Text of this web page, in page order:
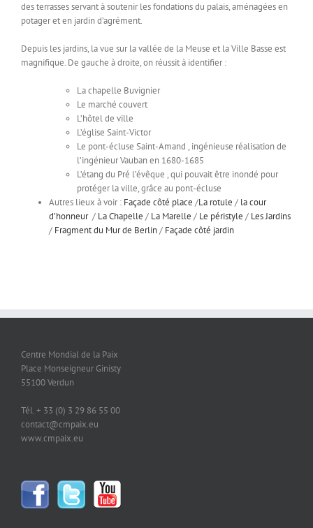
des terrasses servant à soutenir les fondations du palais, aménagées en
potager et en jardin d’agrément.
Depuis les jardins, la vue sur la vallée de la Meuse et la Ville Basse est
magnifique. De gauche à droite, on réussit à identifier :
La chapelle Buvignier
Le marché couvert
L’hôtel de ville
L’église Saint-Victor
Le pont-écluse Saint-Amand , ingénieuse réalisation de
l’ingénieur Vauban en 1680-1685
L’étang du Pré l’évêque , qui pouvait être inondé pour
protéger la ville, grâce au pont-écluse
Autres lieux à voir : Façade côté place /La rotule / la cour
d’honneur/ La Chapelle / La Marelle / Le péristyle / Les Jardins
/ Fragment du Mur de Berlin/ Façade côté jardin
Centre Mondial de la Paix
Place Monseigneur Ginisty
55100 Verdun
Tél. + 33 (0) 3 29 86 55 00
contact@cmpaix.eu
www.cmpaix.eu